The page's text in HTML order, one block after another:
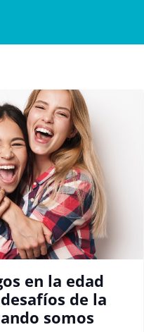
en la edad
de la
somos